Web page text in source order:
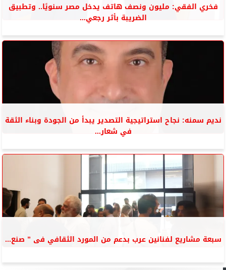
فخري الفقي: مليون ونصف هاتف يدخل مصر سنويًا.. وتطبيق
الضريبة بأثر رجعي...
نديم سمنه: نجاح استراتيجية التصدير يبدأ من الجودة وبناء الثقة
في شعار...
سبعة مشاريع لفنانين عرب بدعم من المورد الثقافي فى ” صنع...